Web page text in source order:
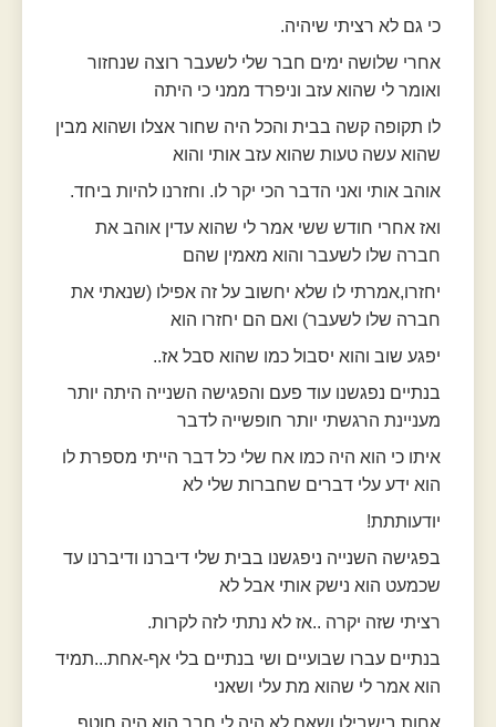
כי גם לא רציתי שיהיה.
אחרי שלושה ימים חבר שלי לשעבר רוצה שנחזור
ואומר לי שהוא עזב וניפרד ממני כי היתה
לו תקופה קשה בבית והכל היה שחור אצלו ושהוא מבין
שהוא עשה טעות שהוא עזב אותי והוא
אוהב אותי ואני הדבר הכי יקר לו. וחזרנו להיות ביחד.
ואז אחרי חודש ששי אמר לי שהוא עדין אוהב את
חברה שלו לשעבר והוא מאמין שהם
יחזרו,אמרתי לו שלא יחשוב על זה אפילו (שנאתי את
חברה שלו לשעבר) ואם הם יחזרו הוא
יפגע שוב והוא יסבול כמו שהוא סבל אז..
בנתיים נפגשנו עוד פעם והפגישה השנייה היתה יותר
מעניינת הרגשתי יותר חופשייה לדבר
איתו כי הוא היה כמו אח שלי כל דבר הייתי מספרת לו
הוא ידע עלי דברים שחברות שלי לא
יודעותתת!
בפגישה השנייה ניפגשנו בבית שלי דיברנו ודיברנו עד
שכמעט הוא נישק אותי אבל לא
רציתי שזה יקרה ..אז לא נתתי לזה לקרות.
בנתיים עברו שבועיים ושי בנתיים בלי אף-אחת...תמיד
הוא אמר לי שהוא מת עלי ושאני
אחות בישבילו ושאם לא היה לי חבר הוא היה חוטף